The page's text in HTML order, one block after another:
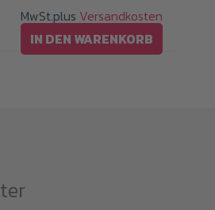
MwSt.plus Versandkosten
IN DEN WARENKORB